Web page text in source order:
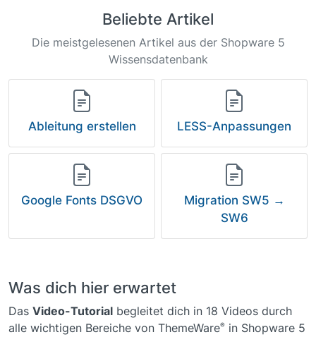
Beliebte Artikel
Die meistgelesenen Artikel aus der Shopware 5
Wissensdatenbank
Ableitung erstellen LESS-Anpassungen
Google Fonts DSGVO
Migration SW5 →
SW6
Was dich hier erwartet
Das Video-Tutorial begleitet dich in 18 Videos durch
alle wichtigen Bereiche von ThemeWare® in Shopware 5